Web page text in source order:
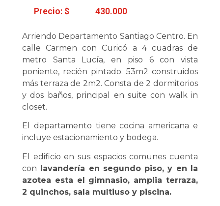
Precio: $ 430.000
Arriendo Departamento Santiago Centro. En
calle Carmen con Curicó a 4 cuadras de
metro Santa Lucía, en piso 6 con vista
poniente, recién pintado. 53m2 construidos
más terraza de 2m2. Consta de 2 dormitorios
y dos baños, principal en suite con walk in
closet.
El departamento tiene cocina americana e
incluye estacionamiento y bodega.
El edificio en sus espacios comunes cuenta
con lavandería en segundo piso, y en la
azotea esta el gimnasio, amplia terraza,
2 quinchos, sala multiuso y piscina.